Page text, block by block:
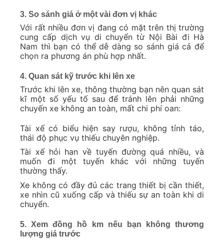
3. So sánh giá ở một vài đơn vị khác
Với rất nhiều đơn vị đang có mặt trên thị trường
cung cấp dịch vụ di chuyển từ Nội Bài đi Hà
Nam thì bạn có thể dễ dàng so sánh giá cả để
chọn ra phương án phù hợp nhất.
4. Quan sát kỹ trước khi lên xe
Trước khi lên xe, thông thường bạn nên quan sát
kĩ một số yếu tố sau để tránh lên phải những
chuyến xe không an toàn, mất chi phí oan:
Tài xế có biểu hiện say rượu, không tỉnh táo,
thái độ phục vụ thiếu chuyên nghiệp.
Tài xế hỏi han về tuyến đường quá nhiều, và
muốn đi một tuyến khác với những tuyến
thường thấy.
Xe không có đầy đủ các trang thiết bị cần thiết,
xe nhìn cũ xuống cấp và thiếu sự an toàn khi di
chuyển.
5. Xem đồng hồ km nếu bạn không thương
lượng giá trước